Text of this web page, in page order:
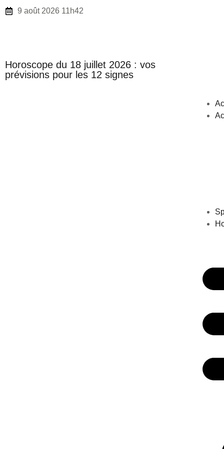
9 août 2026 11h42
Horoscope du 18 juillet 2026 : vos
prévisions pour les 12 signes